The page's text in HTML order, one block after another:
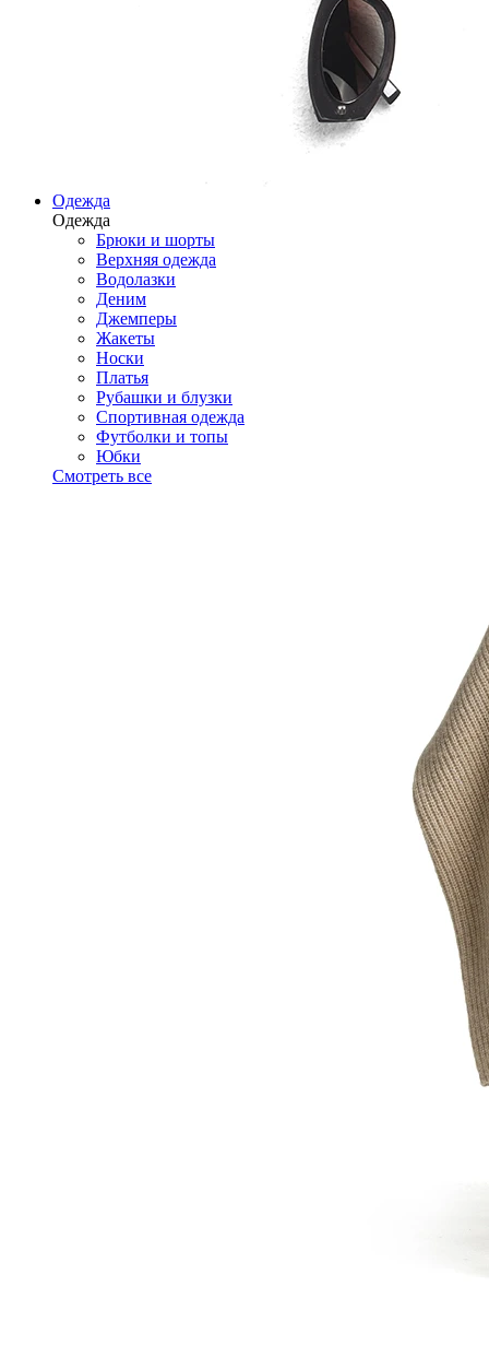
Одежда
Одежда
Брюки и шорты
Верхняя одежда
Водолазки
Деним
Джемперы
Жакеты
Носки
Платья
Рубашки и блузки
Спортивная одежда
Футболки и топы
Юбки
Смотреть все